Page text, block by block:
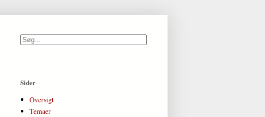
Sider
Oversigt
Temaer